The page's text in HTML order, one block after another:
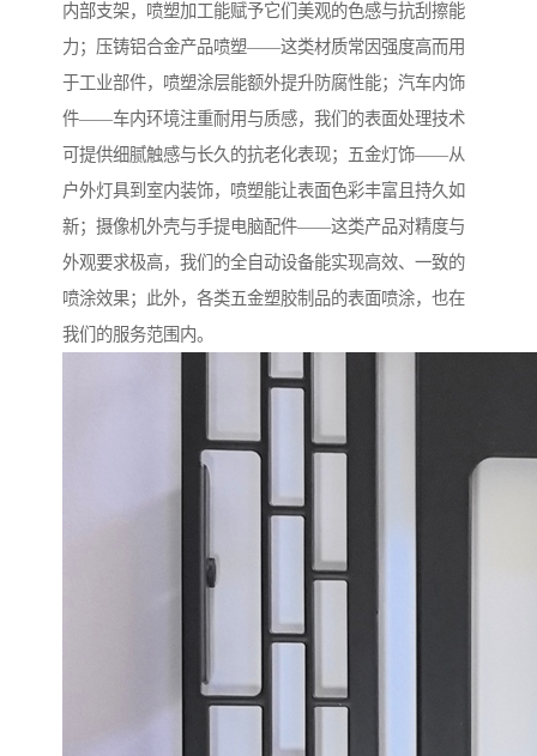
内部支架，喷塑加工能赋予它们美观的色感与抗刮擦能
力；压铸铝合金产品喷塑——这类材质常因强度高而用
于工业部件，喷塑涂层能额外提升防腐性能；汽车内饰
件——车内环境注重耐用与质感，我们的表面处理技术
可提供细腻触感与长久的抗老化表现；五金灯饰——从
户外灯具到室内装饰，喷塑能让表面色彩丰富且持久如
新；摄像机外壳与手提电脑配件——这类产品对精度与
外观要求极高，我们的全自动设备能实现高效、一致的
喷涂效果；此外，各类五金塑胶制品的表面喷涂，也在
我们的服务范围内。